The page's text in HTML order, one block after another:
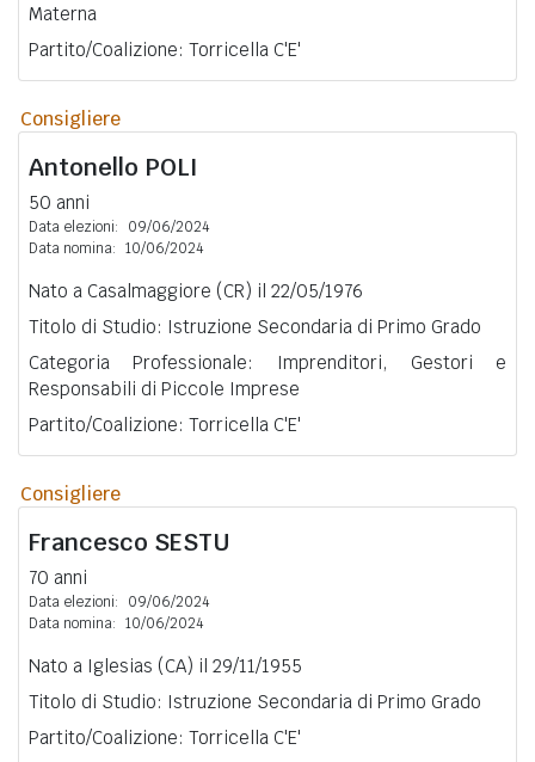
Materna
Partito/Coalizione: Torricella C'E'
Consigliere
Antonello POLI
50 anni
Data elezioni:
09/06/2024
Data nomina: 10/06/2024
Nato a Casalmaggiore (CR) il 22/05/1976
Titolo di Studio: Istruzione Secondaria di Primo Grado
Categoria Professionale: Imprenditori, Gestori e
Responsabili di Piccole Imprese
Partito/Coalizione: Torricella C'E'
Consigliere
Francesco SESTU
70 anni
Data elezioni:
09/06/2024
Data nomina: 10/06/2024
Nato a Iglesias (CA) il 29/11/1955
Titolo di Studio: Istruzione Secondaria di Primo Grado
Partito/Coalizione: Torricella C'E'